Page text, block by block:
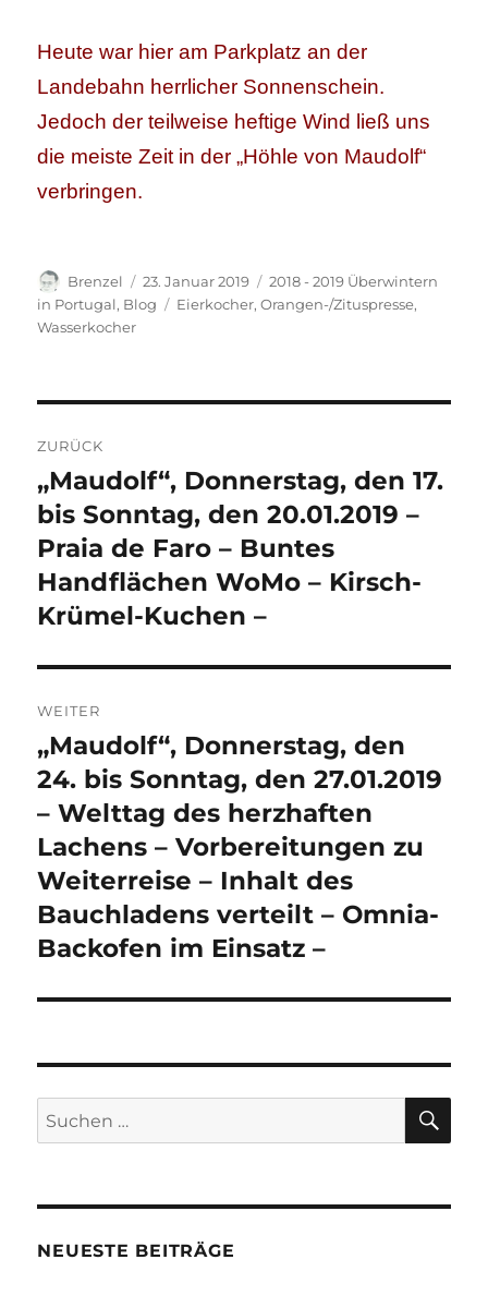
Heute war hier am Parkplatz an der
Landebahn herrlicher Sonnenschein.
Jedoch der teilweise heftige Wind ließ uns
die meiste Zeit in der „Höhle von Maudolf“
verbringen.
Autor
Brenzel
Veröffentlicht
am
23. Januar 2019 Kategorien
2018 - 2019 Überwintern
in Portugal, Blog Schlagwörter
Eierkocher,Orangen-/Zituspresse,
Wasserkocher
ZURÜCK
Vorheriger
Beitrag:
„Maudolf“, Donnerstag, den 17.
bis Sonntag, den 20.01.2019 –
Praia de Faro – Buntes
Handflächen WoMo – Kirsch-
Krümel-Kuchen –
WEITER
Nächster
Beitrag:
„Maudolf“, Donnerstag, den
24. bis Sonntag, den 27.01.2019
– Welttag des herzhaften
Lachens – Vorbereitungen zu
Weiterreise – Inhalt des
Bauchladens verteilt – Omnia-
Backofen im Einsatz –
Suchen
nach:
NEUESTE BEITRÄGE